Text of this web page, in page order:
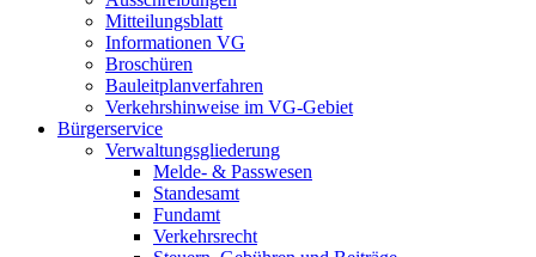
Mitteilungsblatt
Informationen VG
Broschüren
Bauleitplanverfahren
Verkehrshinweise im VG-Gebiet
Bürgerservice
Verwaltungsgliederung
Melde- & Passwesen
Standesamt
Fundamt
Verkehrsrecht